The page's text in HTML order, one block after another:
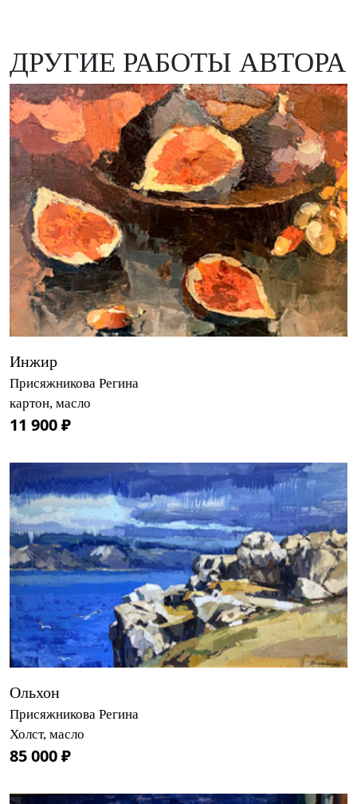
ДРУГИЕ РАБОТЫ АВТОРА
Инжир
Присяжникова Регина
картон, масло
11 900 ₽
Ольхон
Присяжникова Регина
Холст, масло
85 000 ₽